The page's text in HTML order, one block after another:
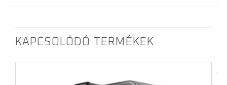
KAPCSOLÓDÓ TERMÉKEK